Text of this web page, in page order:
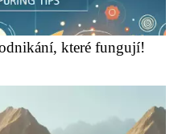
které fungují!